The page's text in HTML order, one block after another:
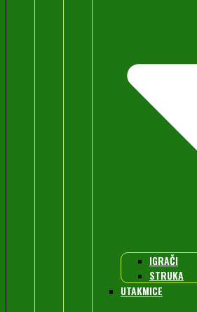
IGRAČI
STRUKA
UTAKMICE